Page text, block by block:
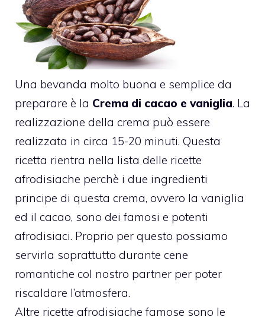
Una bevanda molto buona e semplice da
preparare è la Crema di cacao e vaniglia. La
realizzazione della crema può essere
realizzata in circa 15-20 minuti. Questa
ricetta rientra nella lista delle ricette
afrodisiache perchè i due ingredienti
principe di questa crema, ovvero la vaniglia
ed il cacao, sono dei famosi e potenti
afrodisiaci. Proprio per questo possiamo
servirla soprattutto durante cene
romantiche col nostro partner per poter
riscaldare l’atmosfera.
Altre ricette afrodisiache famose sono le